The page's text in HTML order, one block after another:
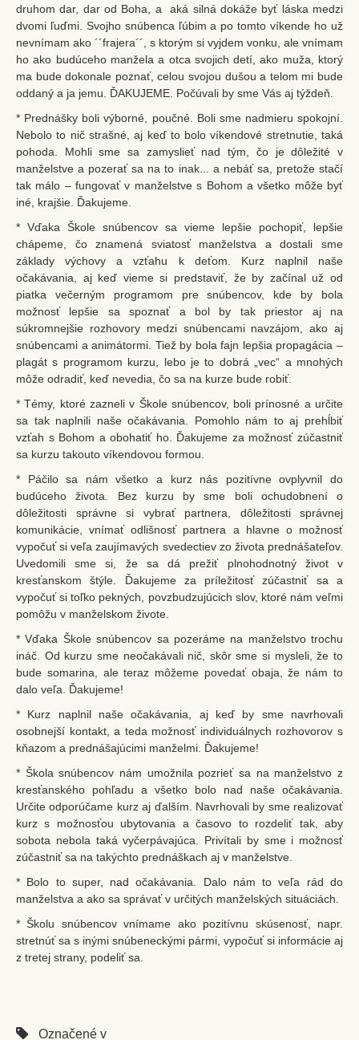
druhom dar, dar od Boha, a aká silná dokáže byť láska medzi
dvomi ľuďmi. Svojho snúbenca ľúbim a po tomto víkende ho už
nevnímam ako ´´frajera´´, s ktorým si vyjdem vonku, ale vnímam
ho ako budúceho manžela a otca svojich detí, ako muža, ktorý
ma bude dokonale poznať, celou svojou dušou a telom mi bude
oddaný a ja jemu. ĎAKUJEME. Počúvali by sme Vás aj týždeň.
* Prednášky boli výborné, poučné. Boli sme nadmieru spokojní.
Nebolo to nič strašné, aj keď to bolo víkendové stretnutie, taká
pohoda. Mohli sme sa zamyslieť nad tým, čo je dôležité v
manželstve a pozerať sa na to inak... a nebáť sa, pretože stačí
tak málo – fungovať v manželstve s Bohom a všetko môže byť
iné, krajšie. Ďakujeme.
* Vďaka Škole snúbencov sa vieme lepšie pochopiť, lepšie
chápeme, čo znamená sviatosť manželstva a dostali sme
základy výchovy a vzťahu k deťom. Kurz naplnil naše
očakávania, aj keď vieme si predstaviť, že by začínal už od
piatka večerným programom pre snúbencov, kde by bola
možnosť lepšie sa spoznať a bol by tak priestor aj na
súkromnejšie rozhovory medzi snúbencami navzájom, ako aj
snúbencami a animátormi. Tiež by bola fajn lepšia propagácia –
plagát s programom kurzu, lebo je to dobrá „vec“ a mnohých
môže odradiť, keď nevedia, čo sa na kurze bude robiť.
* Témy, ktoré zazneli v Škole snúbencov, boli prínosné a určite
sa tak naplnili naše očakávania. Pomohlo nám to aj prehĺbiť
vzťah s Bohom a obohatiť ho. Ďakujeme za možnosť zúčastniť
sa kurzu takouto víkendovou formou.
* Páčilo sa nám všetko a kurz nás pozitívne ovplyvnil do
budúceho života. Bez kurzu by sme boli ochudobnení o
dôležitosti správne si vybrať partnera, dôležitosti správnej
komunikácie, vnímať odlišnosť partnera a hlavne o možnosť
vypočuť si veľa zaujímavých svedectiev zo života prednášateľov.
Uvedomili sme si, že sa dá prežiť plnohodnotný život v
kresťanskom štýle. Ďakujeme za príležitosť zúčastniť sa a
vypočuť si toľko pekných, povzbudzujúcich slov, ktoré nám veľmi
pomôžu v manželskom živote.
* Vďaka Škole snúbencov sa pozeráme na manželstvo trochu
ináč. Od kurzu sme neočakávali nič, skôr sme si mysleli, že to
bude somarina, ale teraz môžeme povedať obaja, že nám to
dalo veľa. Ďakujeme!
* Kurz naplnil naše očakávania, aj keď by sme navrhovali
osobnejší kontakt, a teda možnosť individuálnych rozhovorov s
kňazom a prednášajúcimi manželmi. Ďakujeme!
* Škola snúbencov nám umožnila pozrieť sa na manželstvo z
kresťanského pohľadu a všetko bolo nad naše očakávania.
Určite odporúčame kurz aj ďalším. Navrhovali by sme realizovať
kurz s možnosťou ubytovania a časovo to rozdeliť tak, aby
sobota nebola taká vyčerpávajúca. Privítali by sme i možnosť
zúčastniť sa na takýchto prednáškach aj v manželstve.
* Bolo to super, nad očakávania. Dalo nám to veľa rád do
manželstva a ako sa správať v určitých manželských situáciách.
* Školu snúbencov vnímame ako pozitívnu skúsenosť, napr.
stretnúť sa s inými snúbeneckými pármi, vypočuť si informácie aj
z tretej strany, podeliť sa.
Označené v